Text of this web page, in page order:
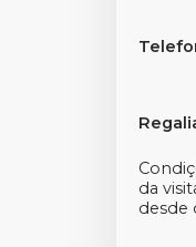
da
desde